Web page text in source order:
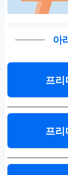
아
프리
프리